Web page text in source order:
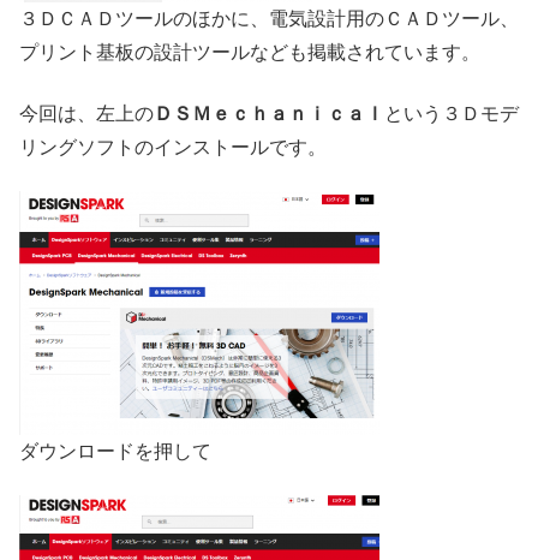
３ＤＣＡＤツールのほかに、電気設計用のＣＡＤツール、
プリント基板の設計ツールなども掲載されています。
今回は、左上の ＤＳＭｅｃｈａｎｉｃａｌ という３Ｄモデ
リングソフトのインストールです。
ダウンロードを押して